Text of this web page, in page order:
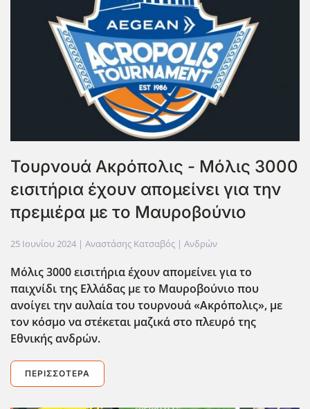
Τουρνουά Ακρόπολις - Μόλις 3000
εισιτήρια έχουν απομείνει για την
πρεμιέρα με το Μαυροβούνιο
25 Ιουνίου 2024 | Αναστάσης Κατσαβός | Ανδρών
Μόλις 3000 εισιτήρια έχουν απομείνει για το
παιχνίδι της Ελλάδας με το Μαυροβούνιο που
ανοίγει την αυλαία του τουρνουά «Ακρόπολις», με
τον κόσμο να στέκεται μαζικά στο πλευρό της
Εθνικής ανδρών.
ΠΕΡΙΣΣΌΤΕΡΑ